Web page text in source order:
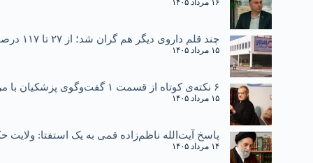
۱۶ مرداد ۱۴۰۵
چند قلم داروی دیگر هم گران شد؛ از ۲۷ تا ۱۱۷ درصد
۱۵ مرداد ۱۴۰۵
۶ نکته‌ی کوتاه از قسمت ۱ گفت‌وگوی پزشکیان با مردم
۱۵ مرداد ۱۴۰۵
پاسخ آیت‌الله ناظم‌زاده قمی به یک استفتا:
۱۴ مرداد ۱۴۰۵